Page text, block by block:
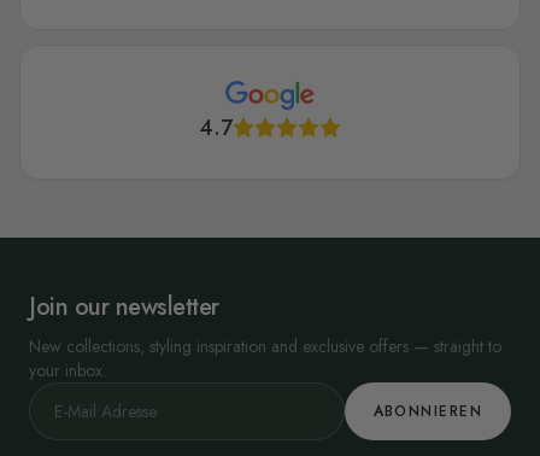
4.7
Join our newsletter
New collections, styling inspiration and exclusive offers — straight to
your inbox.
ABONNIEREN